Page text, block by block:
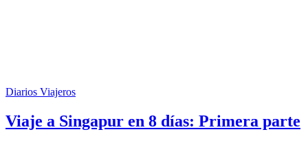
Diarios Viajeros
Viaje a Singapur en 8 días: Primera parte